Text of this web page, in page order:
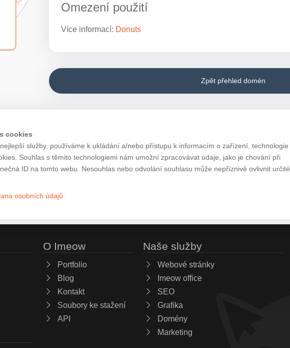
Omezení použití
Více informací: Donuts
Zpět přehled domén
cookies
služby, používáme k ukládání a/nebo přístupu k informacím o zařízení, technologie
Souhlas s těmito technologiemi nám umožní zpracovávat údaje, jako je chování při
ID na tomto webu. Nesouhlas nebo odvolání souhlasu může nepříznivě ovlivnit určité
osobních údajů
O Imeow
Portfolio
Blog
Kontakt
Soubory ke stažení
API
Naše služby
Webové stránky
Imeow office
SEO
Grafika
Domény
Marketing